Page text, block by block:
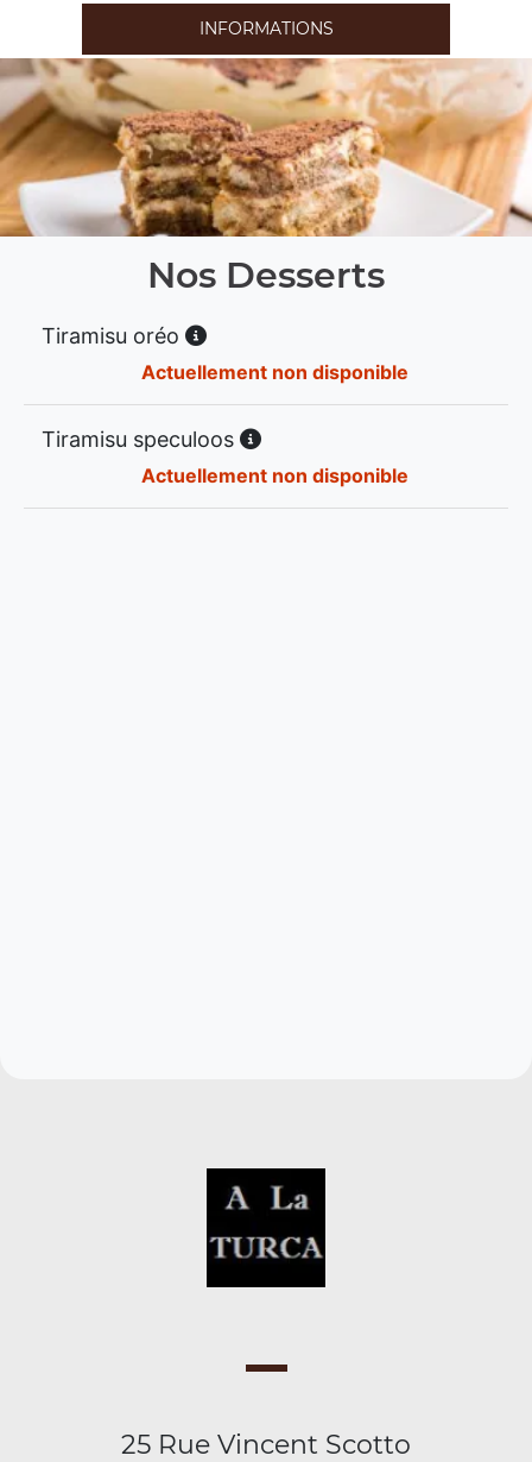
INFORMATIONS
Nos Desserts
Tiramisu oréo
Actuellement non disponible
Tiramisu speculoos
Actuellement non disponible
25 Rue Vincent Scotto